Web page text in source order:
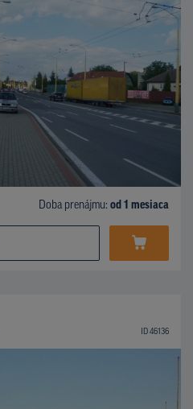
Doba prenájmu: od 1 mesiaca
ID 46136